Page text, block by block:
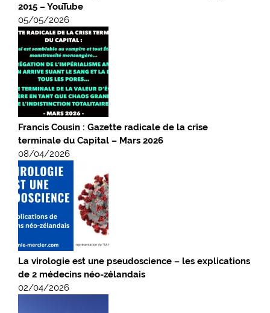
2015 – YouTube
05/05/2026
Francis Cousin : Gazette radicale de la crise
terminale du Capital – Mars 2026
08/04/2026
La virologie est une pseudoscience – les explications
de 2 médecins néo-zélandais
02/04/2026